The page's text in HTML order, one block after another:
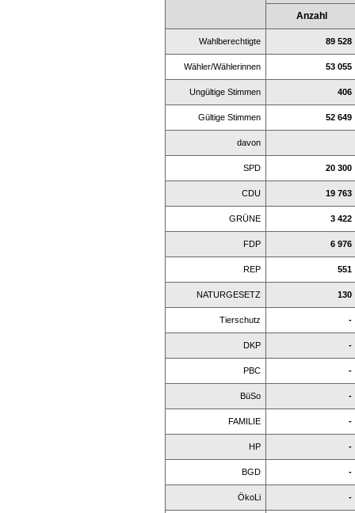
Anzahl
Wahlberechtigte 89 528
Wähler/Wählerinnen 53 055
Ungültige Stimmen 406
Gültige Stimmen 52 649
davon
SPD 20 300
CDU 19 763
GRÜNE 3 422
FDP 6 976
REP 551
NATURGESETZ 130
Tierschutz -
DKP -
PBC -
BüSo -
FAMILIE -
HP -
BGD -
ÖkoLi -